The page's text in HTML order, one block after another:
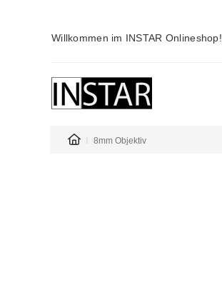
Willkommen im INSTAR Onlineshop!
8mm Objektiv